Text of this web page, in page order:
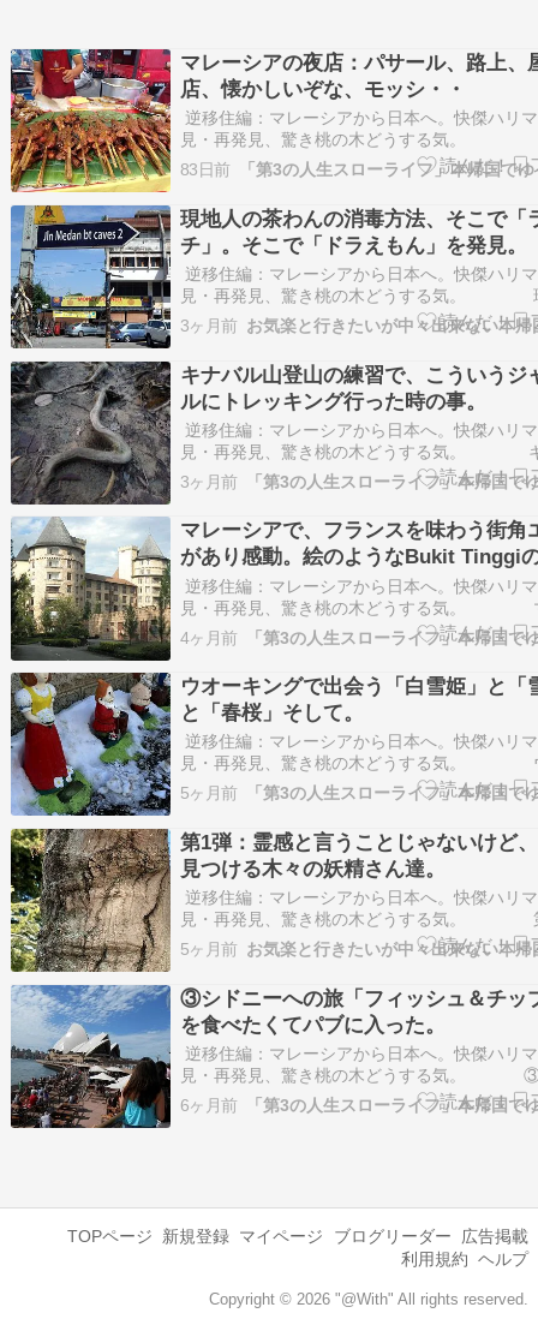
マレーシアの夜店：パサール、路上、
店、懐かしいぞな、モッシ・・
逆移住編：マレーシアから日本へ。快傑ハリ
見・再発見、驚き桃の木どうする気。
シアの夜店：パサール、路上、屋台店、懐かし
モッシ・・この国の「パサール」とは、「市
します。色んな食材、ローカルフード、日用品
が出そろ…
83日前
現地人の茶わんの消毒方法、そこで「
チ」。そこで「ドラえもん」を発見。
逆移住編：マレーシアから日本へ。快傑ハリ
見・再発見、驚き桃の木どうする気。
茶わんの消毒方法、そこで「ランチ」。そこで
もん」を発見。先日書いたローカル友人との
のトレッキングの後に、彼等の車でここに来
ょっと有名…
3ヶ月前
キナバル山登山の練習で、こういうジ
ルにトレッキング行った時の事。
逆移住編：マレーシアから日本へ。快傑ハリ
見・再発見、驚き桃の木どうする気。
山登山の練習で、こういうジャングルにトレッ
った時の事。 蛇のような根っこに驚くトレッ
山なのに、麓に重たそうなトラクター兼トラ
てあったし、…
3ヶ月前
マレーシアで、フランスを味わう街角
があり感動。絵のようなBukit Tinggi
ンス村を散策し、日本村もあった。ゲ
ンハイランドに行った後に
逆移住編：マレーシアから日本へ。快傑ハリ
見・再発見、驚き桃の木どうする気。
アで、フランスを味わう街角エリアがあり感動
絵のようなBukit Tinggiのフランス村を散策、
あった。ゲンティンハイランドに行った後に
4ヶ月前
ウオーキングで出会う「白雪姫」と「
と「春桜」そして。
逆移住編：マレーシアから日本へ。快傑ハリ
見・再発見、驚き桃の木どうする気。
ングで出会う「白雪姫」と「雪桜」と「春桜」
て・・・血糖値上昇解消のために、もうすで
けている食後のウオーキングです。食べ終わっ
20分後に出か…
5ヶ月前
第1弾：霊感と言うことじゃないけど
見つける木々の妖精さん達。
逆移住編：マレーシアから日本へ。快傑ハリ
見・再発見、驚き桃の木どうする気。
霊感と言うことじゃないけど、散歩で見つける
精さん達。「木」を見て感じる顔などの写真
書いたけど、gooブログからの引っ越しで画像
と消えて…
5ヶ月前
③シドニーへの旅「フィッシュ＆チッ
を食べたくてパブに入った。
逆移住編：マレーシアから日本へ。快傑ハリ
見・再発見、驚き桃の木どうする気。 ③
ーへの旅「フィッシュ＆チップス」を食べたく
入った。前回も書いたけど、当時の写真が見
6ヶ月前
TOPページ 新規登録 マイページ ブログリーダー
広告掲載
利用規約 ヘルプ
Copyright © 2026 "@With" All rights reserved.